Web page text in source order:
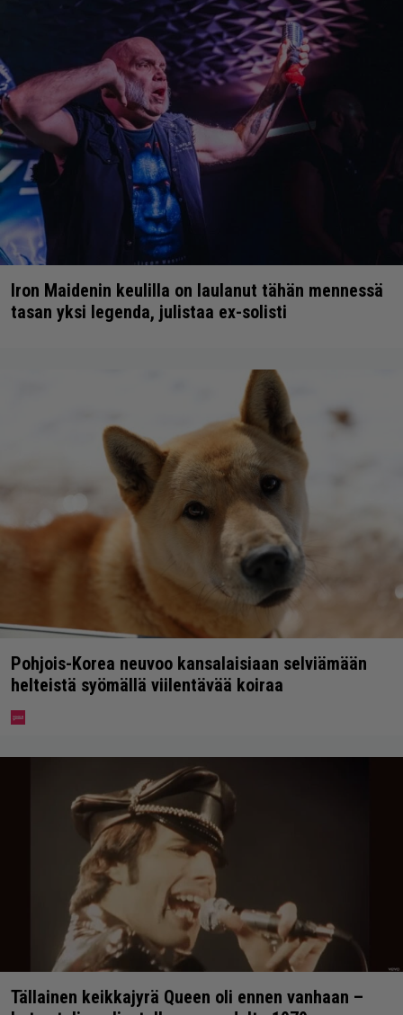
Iron Maidenin keulilla on laulanut tähän mennessä
tasan yksi legenda, julistaa ex-solisti
Pohjois-Korea neuvoo kansalaisiaan selviämään
helteistä syömällä viilentävää koiraa
Tällainen keikkajyrä Queen oli ennen vanhaan –